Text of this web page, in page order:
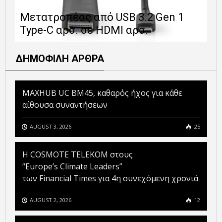
Μετατροπέας από USB 3.2 Gen 1
Type-C αρσ. σε HDMI αρσ.
ΔΗΜΟΦΙΛΗ ΑΡΘΡΑ
MAXHUB UC BM45, καθαρός ήχος για κάθε
αίθουσα συναντήσεων
AUGUST 3, 2026 25
Η COSMOTE TELEKOM στους
“Europe’s Climate Leaders”
των Financial Times για 4η συνεχόμενη χρονιά
AUGUST 2, 2026 12